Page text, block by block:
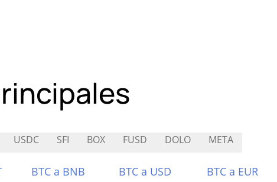
USDC SFI BOX FUSD DOLO META
BTC a BNB BTC a USD BTC a EUR